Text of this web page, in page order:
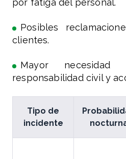
por fatiga del personal.
Posibles
clientes.
Mayor
responsabilidad civil y
Tipo de
incidente